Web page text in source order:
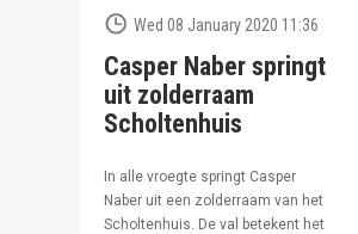
Wed 08 January 2020 11:36
Casper Naber springt
uit zolderraam
Scholtenhuis
In alle vroegte springt Casper
Naber uit een zolderraam van het
Scholtenhuis. De val betekent het